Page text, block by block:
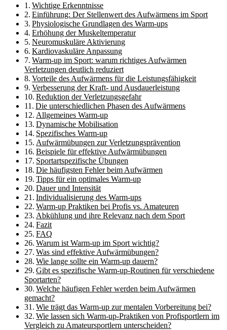
Wichtige Erkenntnisse
Einführung: Der Stellenwert des Aufwärmens im Sport
Physiologische Grundlagen des Warm-ups
Erhöhung der Muskeltemperatur
Neuromuskuläre Aktivierung
Kardiovaskuläre Anpassung
Warm-up im Sport: warum richtiges Aufwärmen
Verletzungen deutlich reduziert
Vorteile des Aufwärmens für die Leistungsfähigkeit
Verbesserung der Kraft- und Ausdauerleistung
Reduktion der Verletzungsgefahr
Die unterschiedlichen Phasen des Aufwärmens
Allgemeines Warm-up
Dynamische Mobilisation
Spezifisches Warm-up
Aufwärmübungen zur Verletzungsprävention
Beispiele für effektive Aufwärmübungen
Sportartspezifische Übungen
Die häufigsten Fehler beim Aufwärmen
Tipps für ein optimales Warm-up
Dauer und Intensität
Individualisierung des Warm-ups
Warm-up Praktiken bei Profis vs. Amateuren
Abkühlung und ihre Relevanz nach dem Sport
Fazit
FAQ
Warum ist Warm-up im Sport wichtig?
Was sind effektive Aufwärmübungen?
Wie lange sollte ein Warm-up dauern?
Gibt es spezifische Warm-up-Routinen für verschiedene
Sportarten?
Welche häufigen Fehler werden beim Aufwärmen
gemacht?
Wie trägt das Warm-up zur mentalen Vorbereitung bei?
Wie lassen sich Warm-up-Praktiken von Profisportlern im
Vergleich zu Amateursportlern unterscheiden?